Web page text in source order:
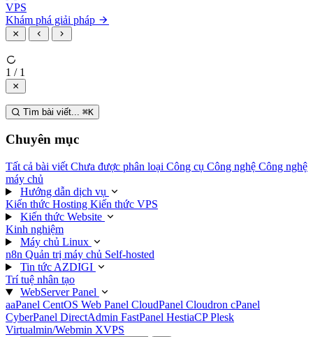
VPS
Khám phá giải pháp
1 / 1
Tìm bài viết... ⌘K
Chuyên mục
Tất cả bài viết Chưa được phân loại Công cụ Công nghệ Công nghệ
máy chủ
Hướng dẫn dịch vụ
Kiến thức Hosting Kiến thức VPS
Kiến thức Website
Kinh nghiệm
Máy chủ Linux
n8n Quản trị máy chủ Self-hosted
Tin tức AZDIGI
Trí tuệ nhân tạo
WebServer Panel
aaPanel CentOS Web Panel CloudPanel Cloudron cPanel
CyberPanel DirectAdmin FastPanel HestiaCPPlesk
Virtualmin/Webmin XVPS